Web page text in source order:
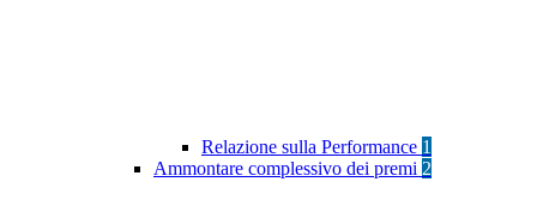
Relazione sulla Performance 1
Ammontare complessivo dei premi 2